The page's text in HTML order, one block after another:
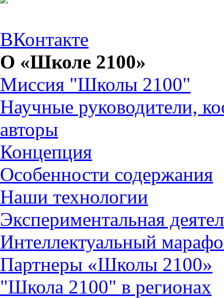
ВКонтакте
О «Школе 2100»
Миссия "Школы 2100"
Научные руководители,
авторы
Концепция
Особенности содержания
Наши технологии
Экспериментальная
Интеллектуальный
Партнеры «Школы 2100»
"Школа 2100" в регионах